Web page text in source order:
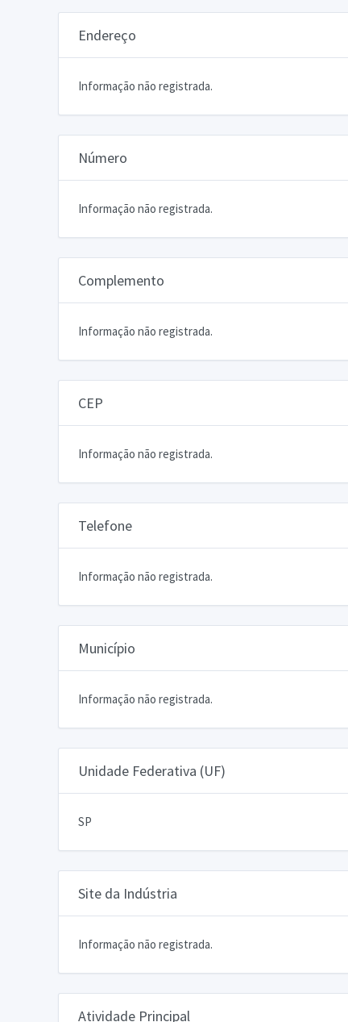
Endereço
Informação não registrada.
Número
Informação não registrada.
Complemento
Informação não registrada.
CEP
Informação não registrada.
Telefone
Informação não registrada.
Município
Informação não registrada.
Unidade Federativa (UF)
SP
Site da Indústria
Informação não registrada.
Atividade Principal